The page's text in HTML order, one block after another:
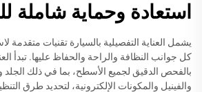
استعادة وحماية شاملة
يشمل العناية التفصيلية بالسيارة تقنيات متقدمة
كل جوانب النظافة والراحة والحفاظ عليها. تبدأ
بالفحص الدقيق لجميع الأسطح، بما في ذلك الجلد
والفينيل والمكونات الإلكترونية، لتحديد طرق